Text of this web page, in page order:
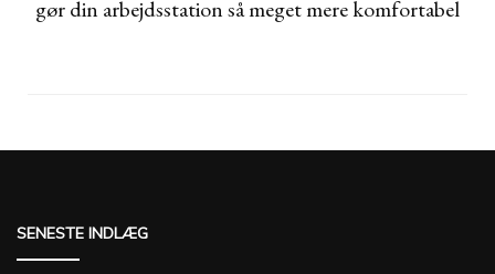
gør din arbejdsstation så meget mere komfortabel
SENESTE INDLÆG